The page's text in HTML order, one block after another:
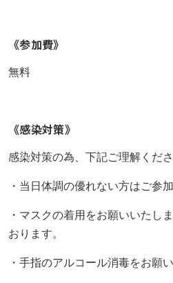
《参加費》
無料
《感染対策》
感染対策の為、下記ご理解くださ
・当日体調の優れない方はご参
・マスクの着用をお願いいたし
おります。
・手指のアルコール消毒をお願